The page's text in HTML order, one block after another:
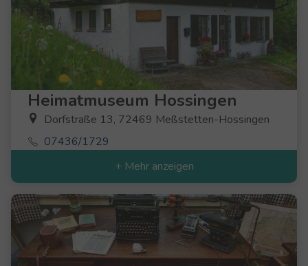
Heimatmuseum Hossingen
Dorfstraße 13, 72469 Meßstetten-Hossingen
07436/1729
+ Mehr anzeigen